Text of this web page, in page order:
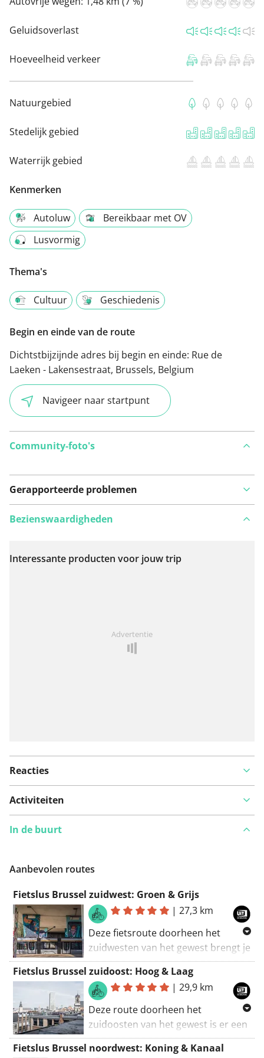
Geluidsoverlast
Hoeveelheid verkeer
Natuurgebied
Stedelijk gebied
Waterrijk gebied
Kenmerken
Autoluw
Bereikbaar met OV
Lusvormig
Thema's
Cultuur Geschiedenis
Begin en einde van de route
Dichtstbijzijnde adres bij begin en einde: Rue de
Laeken - Lakensestraat, Brussels, Belgium
Navigeer naar startpunt
Community-foto's
Gerapporteerde problemen
Bekijk op kaart
Bezienswaardigheden
Interessante producten voor jouw trip
Advertentie
Reacties
Activiteiten
In de buurt
Aanbevolen routes
Fietslus Brussel zuidwest: Groen & Grijs
|27,3 km
Deze fietsroute doorheen het
zuidwesten van het gewest brengt je
van het stadscentrum tot aan het
begin van het Pajottenland en terug.
Via Sint-Jans-Molenbeek zet je koers
naar de historische kern van
Anderlecht en fiets je langs de
Pedevallei naar het landelijke
Neerpede. Ontdek de vele
Fietslus Brussel zuidoost: Hoog & Laag
|29,9 km
Deze route doorheen het
zuidoosten van het gewest is er een
met afdalingen, klimmetjes en
andere tegenstellingen. Je verkent
Fietslus Brussel noordwest: Koning & Kanaal